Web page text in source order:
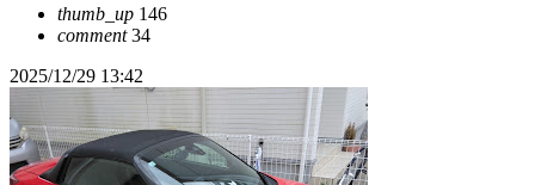
thumb_up 146
comment34
2025/12/29 13:42